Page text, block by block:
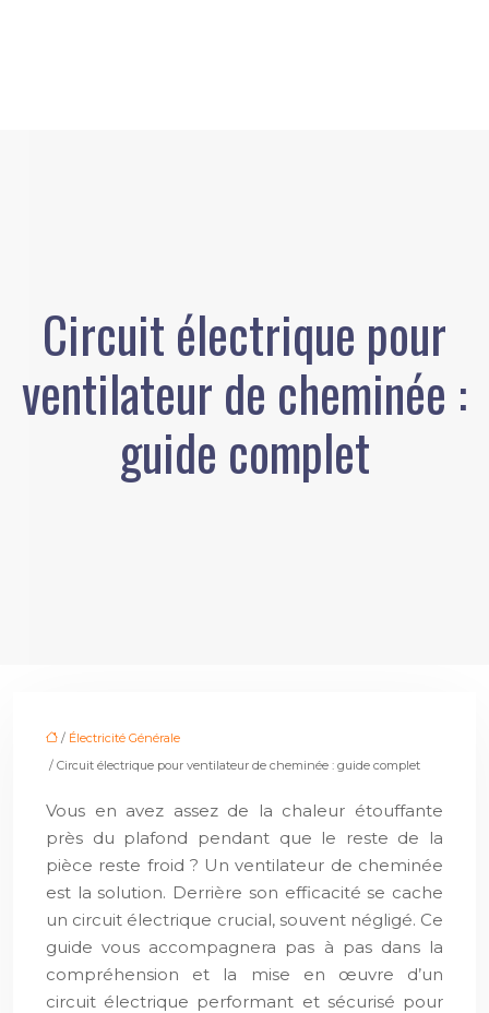
Circuit électrique pour
ventilateur de cheminée :
guide complet
/ Électricité Générale
/ Circuit électrique pour ventilateur de cheminée : guide complet
Vous en avez assez de la chaleur étouffante
près du plafond pendant que le reste de la
pièce reste froid ? Un ventilateur de cheminée
est la solution. Derrière son efficacité se cache
un circuit électrique crucial, souvent négligé. Ce
guide vous accompagnera pas à pas dans la
compréhension et la mise en œuvre d’un
circuit électrique performant et sécurisé pour